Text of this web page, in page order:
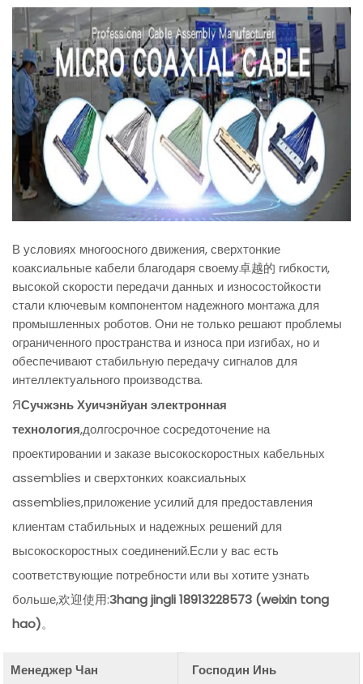
В условиях многоосного движения, сверхтонкие
коаксиальные кабели благодаря своему卓越的 гибкости,
высокой скорости передачи данных и износостойкости
стали ключевым компонентом надежного монтажа для
промышленных роботов. Они не только решают проблемы
ограниченного пространства и износа при изгибах, но и
обеспечивают стабильную передачу сигналов для
интеллектуального производства.
ЯСучжэнь Хуичэнйуан электронная
технология,долгосрочное сосредоточение на
проектировании и заказе высокоскоростных кабельных
assemblies и сверхтонких коаксиальных
assemblies,приложение усилий для предоставления
клиентам стабильных и надежных решений для
высокоскоростных соединений.Если у вас есть
соответствующие потребности или вы хотите узнать
больше,欢迎使用:Зhang jingli 18913228573 (weixin tong
hao)。
Менеджер Чан
Господин Инь